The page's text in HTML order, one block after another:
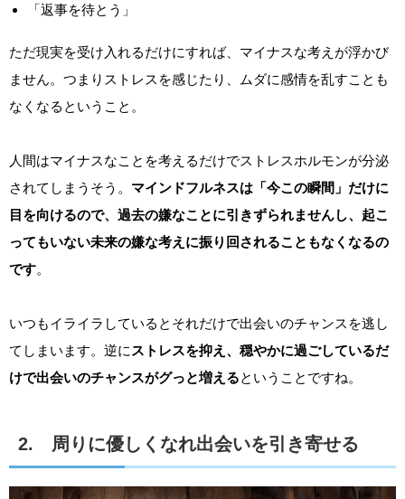
「返事を待とう」
ただ現実を受け入れるだけにすれば、マイナスな考えが浮かび
ません。つまりストレスを感じたり、ムダに感情を乱すことも
なくなるということ。
人間はマイナスなことを考えるだけでストレスホルモンが分泌
されてしまうそう。 マインドフルネスは「今この瞬間」だけに
目を向けるので、過去の嫌なことに引きずられませんし、起こ
ってもいない未来の嫌な考えに振り回されることもなくなるの
です。
いつもイライラしているとそれだけで出会いのチャンスを逃し
てしまいます。逆に ストレスを抑え、穏やかに過ごしているだ
けで出会いのチャンスがグっと増えるということですね。
2. 周りに優しくなれ出会いを引き寄せる